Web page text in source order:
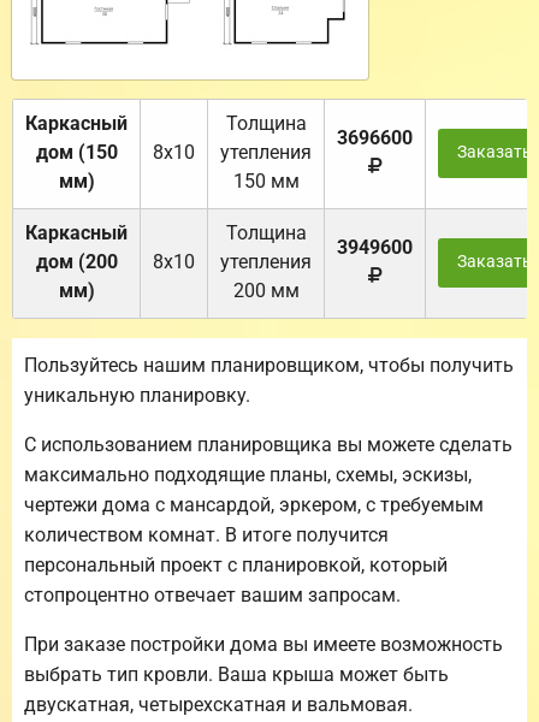
Каркасный
дом (150
мм)
8х10
Толщина
утепления
150 мм
3696600
Заказать
Каркасный
дом (200
мм)
8х10
Толщина
утепления
200 мм
3949600
Заказать
Пользуйтесь нашим планировщиком, чтобы получить
уникальную планировку.
С использованием планировщика вы можете сделать
максимально подходящие планы, схемы, эскизы,
чертежи дома с мансардой, эркером, с требуемым
количеством комнат. В итоге получится
персональный проект с планировкой, который
стопроцентно отвечает вашим запросам.
При заказе постройки дома вы имеете возможность
выбрать тип кровли. Ваша крыша может быть
двускатная, четырехскатная и вальмовая.